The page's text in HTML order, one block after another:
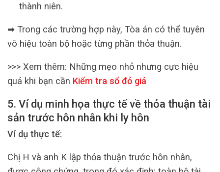
thành niên.
➡ Trong các trường hợp này, Tòa án có thể tuyên
vô hiệu toàn bộ hoặc từng phần thỏa thuận.
>>> Xem thêm: Những mẹo nhỏ nhưng cực hiệu
quả khi bạn cần Kiểm tra sổ đỏ giả
5. Ví dụ minh họa thực tế về thỏa thuận tài
sản trước hôn nhân khi ly hôn
Ví dụ thực tế:
Chị H và anh K lập thỏa thuận trước hôn nhân,